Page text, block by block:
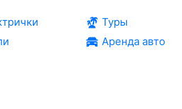
Туры
Аренда авто